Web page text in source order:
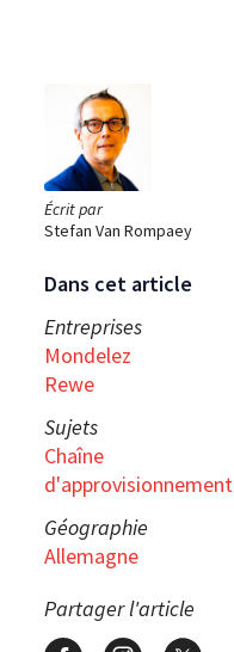
Écrit par
Stefan Van Rompaey
Dans cet article
Entreprises
Mondelez
Rewe
Sujets
Chaîne
d'approvisionnement
Géographie
Allemagne
Partager l'article